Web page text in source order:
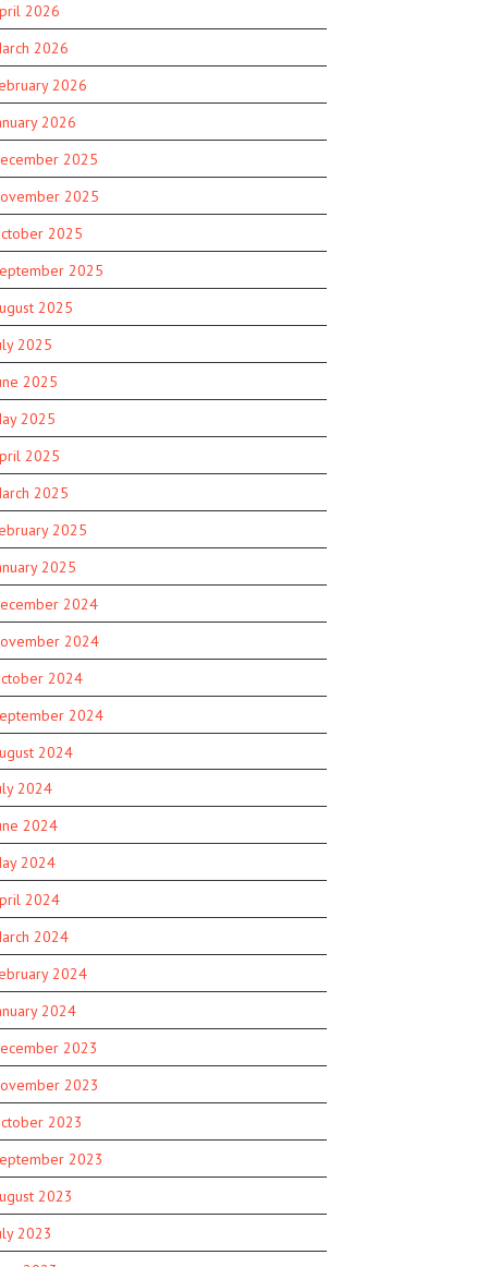
2026
2026
2026
2026
2025
2025
2025
2025
2025
2025
2025
2025
2025
2025
2025
2025
2024
2024
2024
2024
2024
2024
2024
2024
2024
2024
2024
2024
2023
2023
2023
2023
2023
2023